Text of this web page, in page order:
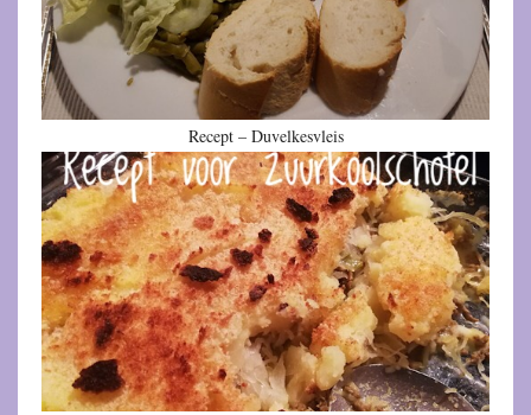
Recept – Duvelkesvleis